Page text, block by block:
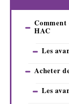
HAC
Les
Acheter
Les